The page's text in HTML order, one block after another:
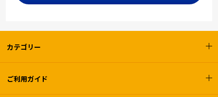
カテゴリー
ご利用ガイド